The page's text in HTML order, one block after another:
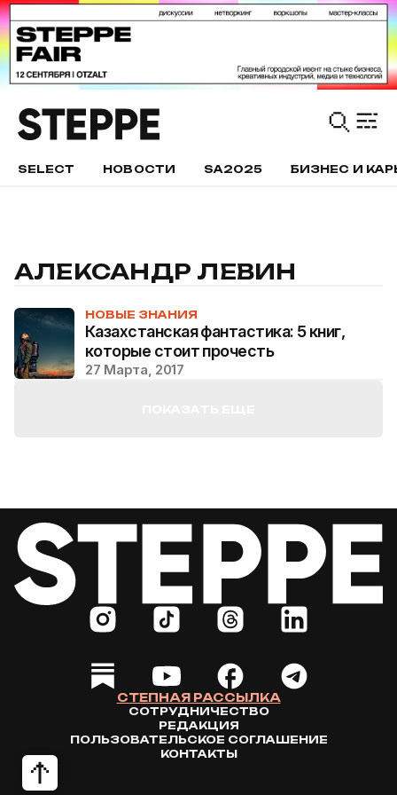
SELECT НОВОСТИ SA2025 БИЗНЕС И
АЛЕКСАНДР ЛЕВИН
НОВЫЕ ЗНАНИЯ
Казахстанская фантастика: 5 книг,
которые стоит прочесть
27 Марта, 2017
СТЕПНАЯ РАССЫЛКА
СОТРУДНИЧЕСТВО
РЕДАКЦИЯ
ПОЛЬЗОВАТЕЛЬСКОЕ СОГЛАШЕНИЕ
КОНТАКТЫ